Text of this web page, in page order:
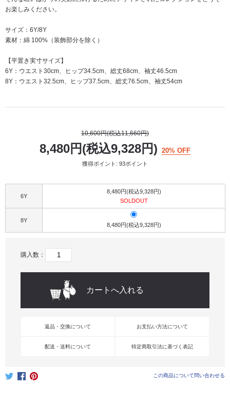
お楽しみください。
サイズ：6Y/8Y
素材：綿 100%（装飾部分を除く）
【平置き実寸サイズ】
6Y：ウエスト30cm、ヒップ34.5cm、総丈68cm、袖丈46.5cm
8Y：ウエスト32.5cm、ヒップ37.5cm、総丈76.5cm、袖丈54cm
10,600円(税込11,660円)
8,480円(税込9,328円) 20% OFF
獲得ポイント: 93ポイント
6Y
8,480円(税込9,328円)
SOLDOUT
8Y
8,480円(税込9,328円)
購入数：
返品・交換について お支払い方法について
配送・送料について 特定商取引法に基づく表記
この商品について問い合わせる